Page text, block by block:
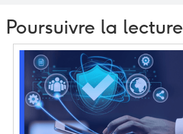
Poursuivre la lecture